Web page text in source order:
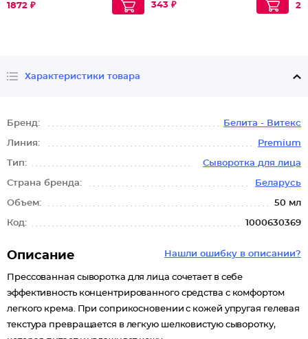
1872 ₽
343 ₽
Характеристики товара
Бренд: Белита - Витекс
Линия: Premium
Тип: Сыворотка для лица
Страна бренда: Беларусь
Объем: 50 мл
Код: 1000630369
Нашли ошибку в описании?
Описание
Прессованная сыворотка для лица сочетает в себе
эффективность концентрированного средства с комфортом
легкого крема. При соприкосновении с кожей упругая гелевая
текстура превращается в легкую шелковистую сыворотку,